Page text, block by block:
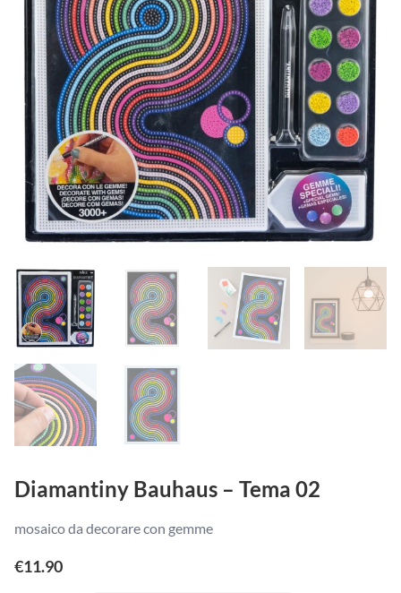
Diamantiny Bauhaus – Tema 02
mosaico da decorare con gemme
€11.90